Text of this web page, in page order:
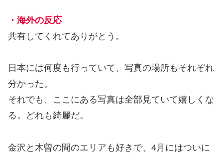
・海外の反応
共有してくれてありがとう。
日本には何度も行っていて、写真の場所もそれぞれ
分かった。
それでも、ここにある写真は全部見ていて嬉しくな
る。どれも綺麗だ。
金沢と木曽の間のエリアも好きで、4月にはついに